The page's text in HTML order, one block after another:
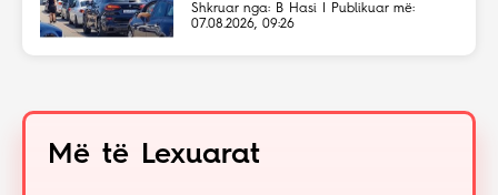
Shkruar nga: B Hasi | Publikuar më:
07.08.2026, 09:26
Më të Lexuarat